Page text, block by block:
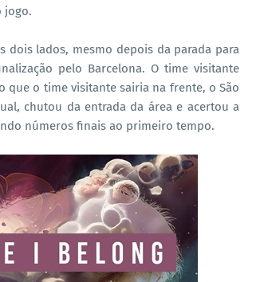
jogo.
dois lados, mesmo depois da parada para
pelo Barcelona. O time visitante
que o time visitante sairia na frente, o São
chutou da entrada da área e acertou a
números finais ao primeiro tempo.